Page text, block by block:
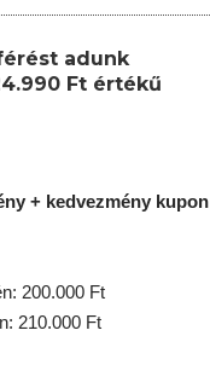
adunk
Ft értékű
+ kedvezmény kupon
200.000 Ft
210.000 Ft